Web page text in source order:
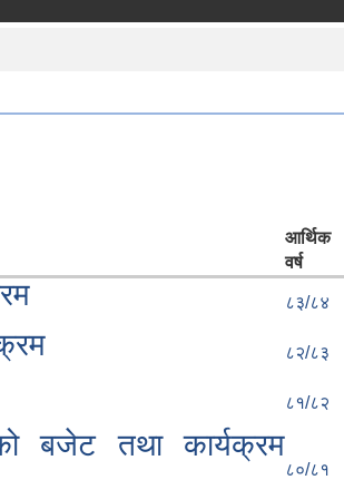
आर्थिक
वर्ष
८३/८४
८२/८३
८१/८२
बजेट तथा कार्यक्रम
८०/८१